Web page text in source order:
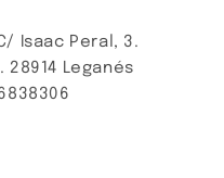
Isaac Peral, 3.
28914 Leganés